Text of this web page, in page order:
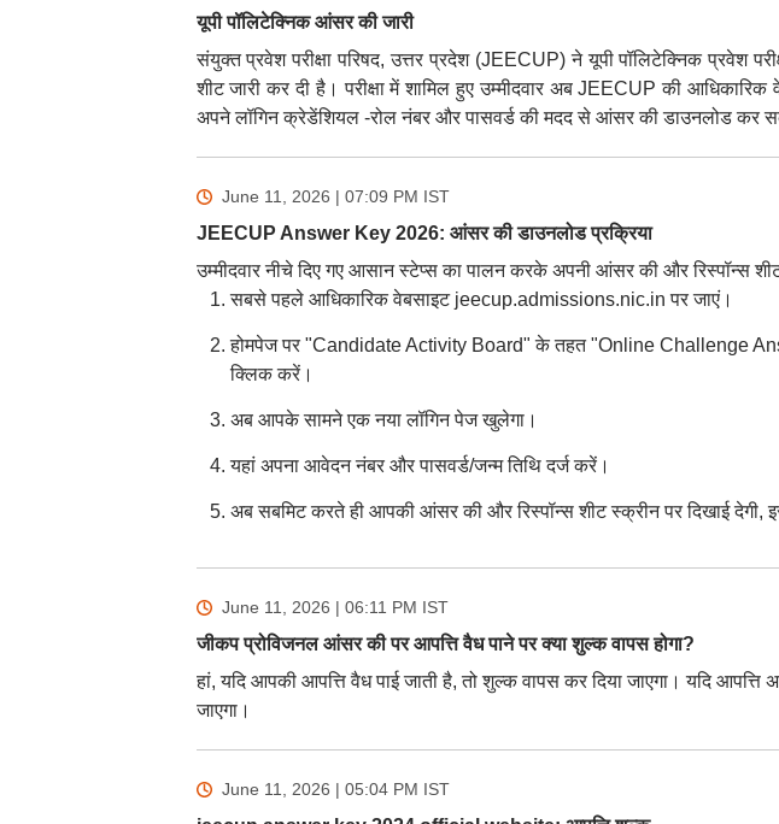
यूपी पॉलिटेक्निक आंसर की जारी
संयुक्त प्रवेश परीक्षा परिषद, उत्तर प्रदेश (JEECUP) ने यूपी पॉलिटेक्निक प्रवेश
शीट जारी कर दी है। परीक्षा में शामिल हुए उम्मीदवार अब JEECUP की
अपने लॉगिन क्रेडेंशियल -रोल नंबर और पासवर्ड की मदद से आंसर की डाउनलोड कर
June 11, 2026 | 07:09 PM IST
JEECUP Answer Key 2026: आंसर की डाउनलोड प्रक्रिया
उम्मीदवार नीचे दिए गए आसान स्टेप्स का पालन करके अपनी आंसर की और रिस्पॉन्स
सबसे पहले आधिकारिक वेबसाइट jeecup.admissions.nic.in पर जाएं।
होमपेज पर "Candidate Activity Board" के तहत "Online Challenge
क्लिक करें।
अब आपके सामने एक नया लॉगिन पेज खुलेगा।
यहां अपना आवेदन नंबर और पासवर्ड/जन्म तिथि दर्ज करें।
अब सबमिट करते ही आपकी आंसर की और रिस्पॉन्स शीट स्क्रीन पर दिखाई देगी,
June 11, 2026 | 06:11 PM IST
जीकप प्रोविजनल आंसर की पर आपत्ति वैध पाने पर क्या शुल्क वापस होगा?
हां, यदि आपकी आपत्ति वैध पाई जाती है, तो शुल्क वापस कर दिया जाएगा। यदि आपत्ति
जाएगा।
June 11, 2026 | 05:04 PM IST